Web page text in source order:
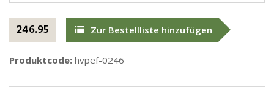
246.95 Zur Bestellliste hinzufügen
Produktcode: hvpef-0246